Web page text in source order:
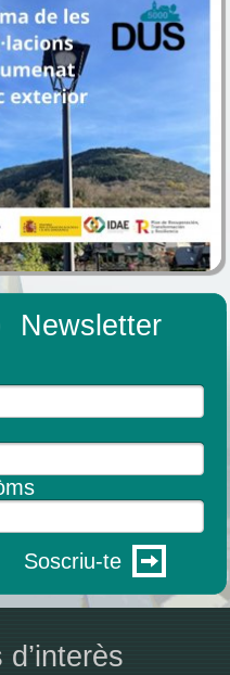
Newsletter
Soscriu-te
d’interès